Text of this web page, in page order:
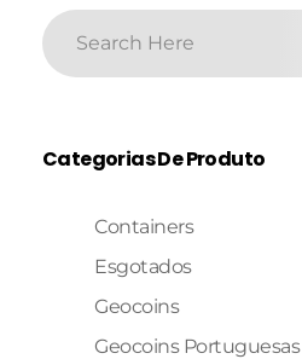
Categorias De Produto
Containers
Esgotados
Geocoins
Geocoins Portuguesas